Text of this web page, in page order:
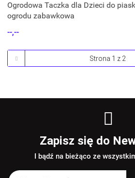
Ogrodowa Taczka dla Dzieci do
ogrodu zabawkowa
--,--
Zapisz się do
I bądź na bieżąco ze